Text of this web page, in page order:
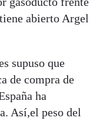
abierto Argel
supuso que
de compra de
ha
Así,el peso del